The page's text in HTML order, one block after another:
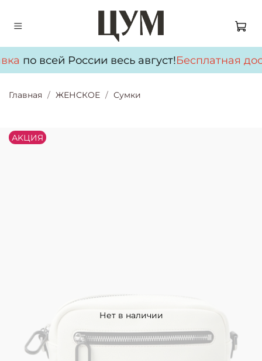
по всей России весь август!Бесплатная
Главная ЖЕНСКОЕ Сумки
Нет в наличии
АKЦИЯ